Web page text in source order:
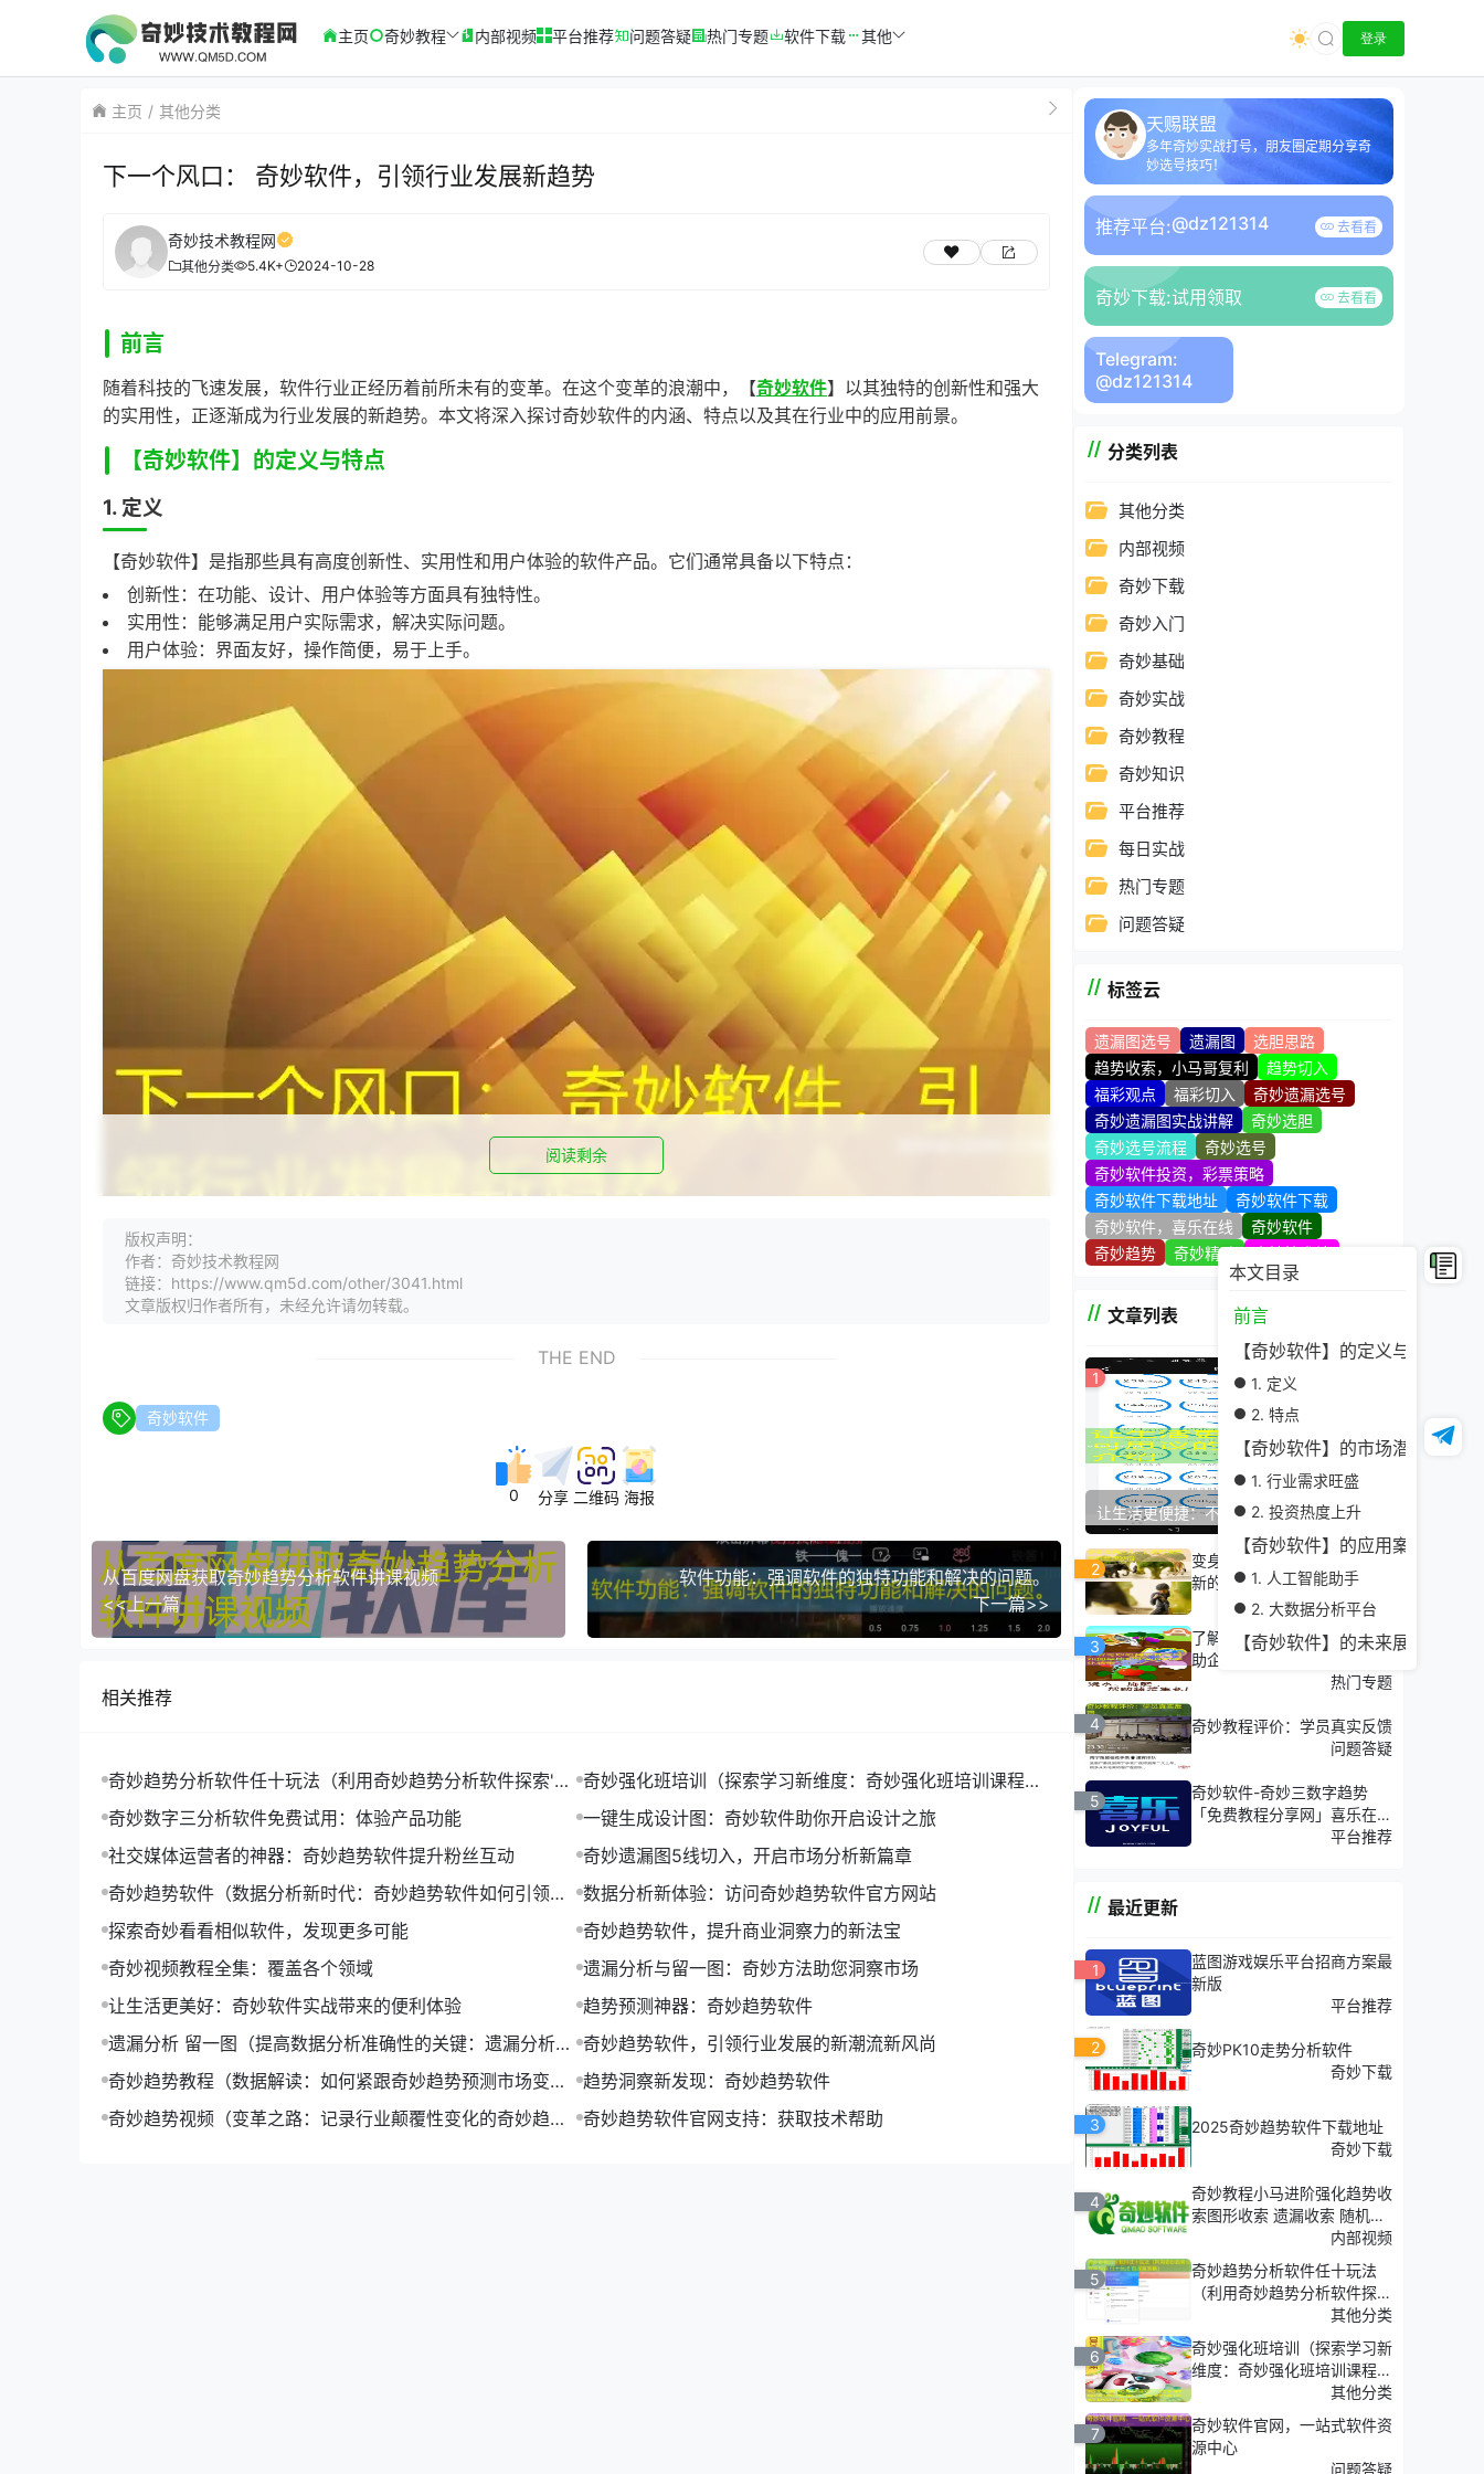
本文目录
前言
【奇妙软件】的定义与特点
1. 定义
2. 特点
【奇妙软件】的市场潜力
1. 行业需求旺盛
2. 投资热度上升
【奇妙软件】的应用案例
1. 人工智能助手
2. 大数据分析平台
【奇妙软件】的未来展望
主页 奇妙教程 内部视频 平台推荐 问题答疑 热门专题 软件下载 其他 登录
主页 其他分类
下一个风口： 奇妙软件，引领行业发展新趋势
奇妙技术教程网
其他分类 5.4K+ 2024-10-28
前言
随着科技的飞速发展，软件行业正经历着前所未有的变革。在这个变革的浪潮中，【奇妙软件】以其独特的创新性和强大
的实用性，正逐渐成为行业发展的新趋势。本文将深入探讨奇妙软件的内涵、特点以及其在行业中的应用前景。
【奇妙软件】的定义与特点
1. 定义
【奇妙软件】是指那些具有高度创新性、实用性和用户体验的软件产品。它们通常具备以下特点：
创新性：在功能、设计、用户体验等方面具有独特性。
实用性：能够满足用户实际需求，解决实际问题。
用户体验：界面友好，操作简便，易于上手。
2. 特点
阅读剩余
版权声明：
作者：奇妙技术教程网
链接：https://www.qm5d.com/other/3041.html
文章版权归作者所有，未经允许请勿转载。
THE END
奇妙软件
0 分享 二维码 海报
从百度网盘获取奇妙趋势分析软件讲课视频
<<上一篇
软件功能：强调软件的独特功能和解决的问题。
下一篇>>
相关推荐
奇妙趋势分析软件任十玩法（利用奇妙趋势分析软件探索'任
十玩法'的深度策略）
奇妙强化班培训（探索学习新维度：奇妙强化班培训课程介
绍）
奇妙数字三分析软件免费试用：体验产品功能
一键生成设计图：奇妙软件助你开启设计之旅
社交媒体运营者的神器：奇妙趋势软件提升粉丝互动
奇妙遗漏图5线切入，开启市场分析新篇章
奇妙趋势软件（数据分析新时代：奇妙趋势软件如何引领潮
流）
数据分析新体验：访问奇妙趋势软件官方网站
探索奇妙看看相似软件，发现更多可能
奇妙趋势软件，提升商业洞察力的新法宝
奇妙视频教程全集：覆盖各个领域
遗漏分析与留一图：奇妙方法助您洞察市场
让生活更美好：奇妙软件实战带来的便利体验
趋势预测神器：奇妙趋势软件
遗漏分析 留一图（提高数据分析准确性的关键：遗漏分析及
留一图应用）
奇妙趋势软件，引领行业发展的新潮流新风尚
奇妙趋势教程（数据解读：如何紧跟奇妙趋势预测市场变
化）
趋势洞察新发现：奇妙趋势软件
奇妙趋势视频（变革之路：记录行业颠覆性变化的奇妙趋势
奇妙趋势软件官网支持：获取技术帮助
天赐联盟
多年奇妙实战打号，朋友圈定期分享奇
妙选号技巧！
推荐平台:@dz121314 去看看
奇妙下载:试用领取 去看看
Telegram:
@dz121314
分类列表
其他分类
内部视频
奇妙下载
奇妙入门
奇妙基础
奇妙实战
奇妙教程
奇妙知识
平台推荐
每日实战
热门专题
问题答疑
标签云
遗漏图选号 遗漏图
选胆思路
趋势收索，小马哥复利
趋势切入
福彩观点
福彩切入
奇妙遗漏选号
奇妙遗漏图实战讲解
奇妙选胆
奇妙选号流程
奇妙选号
奇妙软件投资，彩票策略
奇妙软件下载地址
奇妙软件下载
奇妙软件，喜乐在线
奇妙软件
奇妙趋势
奇妙精髓 奇妙技术站
文章列表
1
让生活更便捷：不可思议的奇妙软件介绍
2
变身收纳达人：让家居焕然一
新的整理妙招
热门专题
3
了解奇妙趋势软件官网如何帮
助企业实现数字化转型
热门专题
4
奇妙教程评价：学员真实反馈
问题答疑
5
奇妙软件-奇妙三数字趋势
「免费教程分享网」喜乐在
平台推荐
最近更新
1
蓝图游戏娱乐平台招商方案最
新版
平台推荐
2
奇妙PK10走势分析软件
奇妙下载
3
2025奇妙趋势软件下载地址
奇妙下载
4
奇妙教程小马进阶强化趋势收
索图形收索 遗漏收索 随机收
内部视频
5
奇妙趋势分析软件任十玩法
（利用奇妙趋势分析软件探
索'任十玩法'的深度策略）
其他分类
6
奇妙强化班培训（探索学习新
维度：奇妙强化班培训课程介
其他分类
7
奇妙软件官网，一站式软件资
源中心
问题答疑